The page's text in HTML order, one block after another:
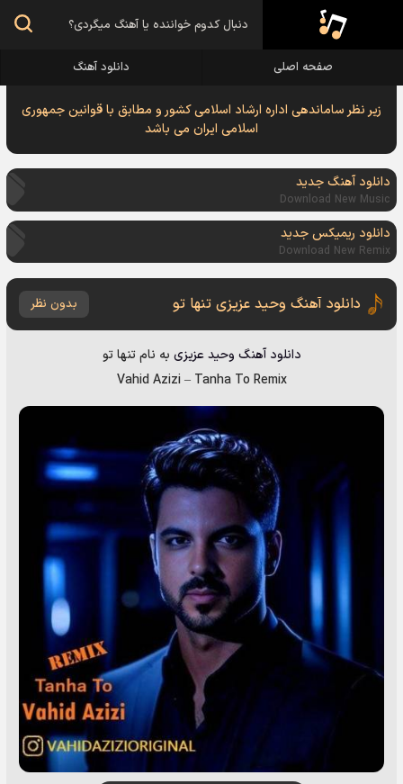
صفحه اصلی دانلود آهنگ
زیر نظر ساماندهی اداره ارشاد اسلامی کشور و مطابق با قوانین جمهوری
اسلامی ایران می باشد
دانلود آهنگ جدید
Download New Music
دانلود ریمیکس جدید
Download New Remix
دانلود آهنگ وحید عزیزی تنها تو بدون نظر
دانلود آهنگ وحید عزیزی به نامتنها تو
Vahid Azizi– Tanha To Remix